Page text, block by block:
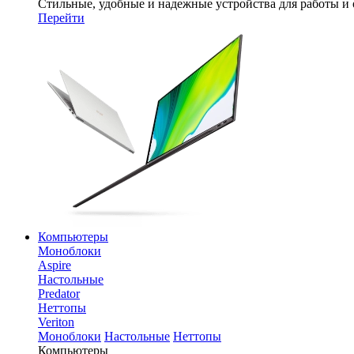
Стильные, удобные и надежные устройства для работы и
Перейти
Компьютеры
Моноблоки
Aspire
Настольные
Predator
Неттопы
Veriton
Моноблоки Настольные Неттопы
Компьютеры